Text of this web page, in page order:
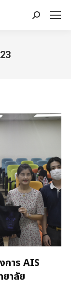
Search:
การ AIS
าลัย